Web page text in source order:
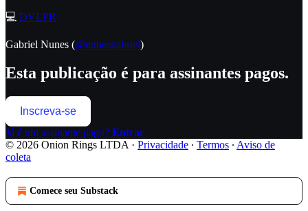
💻 DVLPR
Gabriel Nunes (@nunesgabriel)
Esta publicação é para assinantes pagos.
Inscreva-se
Já é um assinante pago? Entrar
© 2026 Onion Rings LTDA · Privacidade ∙ Termos ∙ Aviso de
coleta
Comece seu Substack